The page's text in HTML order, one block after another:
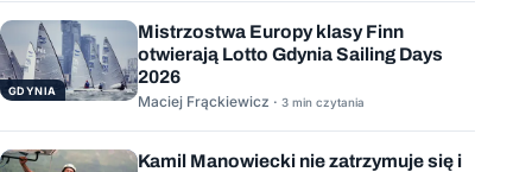
GDYNIA
Mistrzostwa Europy klasy Finn
otwierają Lotto Gdynia Sailing Days
2026
Maciej Frąckiewicz · 3 min czytania
Kamil Manowiecki nie zatrzymuje się i